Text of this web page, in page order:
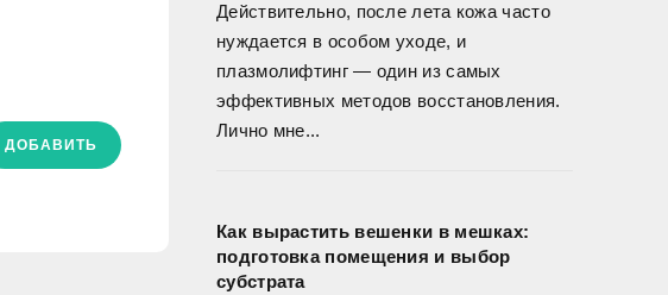
ДОБАВИТЬ
Действительно, после лета кожа часто
нуждается в особом уходе, и
плазмолифтинг — один из самых
эффективных методов восстановления.
Лично мне...
Как вырастить вешенки в мешках:
подготовка помещения и выбор
субстрата